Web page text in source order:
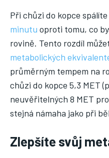
Při chůzi do kopce spálíte
minutu oproti tomu, co
rovině. Tento rozdíl
metabolických
průměrným tempem na
chůzi do kopce 5,3 MET
neuvěřitelných 8 MET
stejná námaha jako při
Zlepšíte svůj